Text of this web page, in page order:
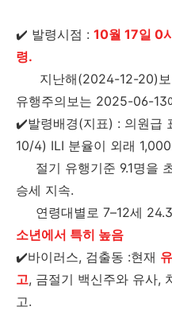
✔️ 발령시점 : 10월 17일 0
령.
지난해(2024-12-20)보
유행주의보는 2025-06-13
✔️발령배경(지표) : 의원급
10/4) ILI 분율이 외래
절기 유행기준 9.1명을
승세 지속.
연령대별로 7–12세 24.3
소년에서 특히 높음
✔️바이러스, 검출동 :현재
고, 금절기 백신주와 유사,
고.